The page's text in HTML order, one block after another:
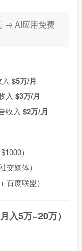
→ AI应用免费
$5万/月
入 $3万/月
收入 $2万/月
）
交媒体）
百度联盟）
入5万~20万）